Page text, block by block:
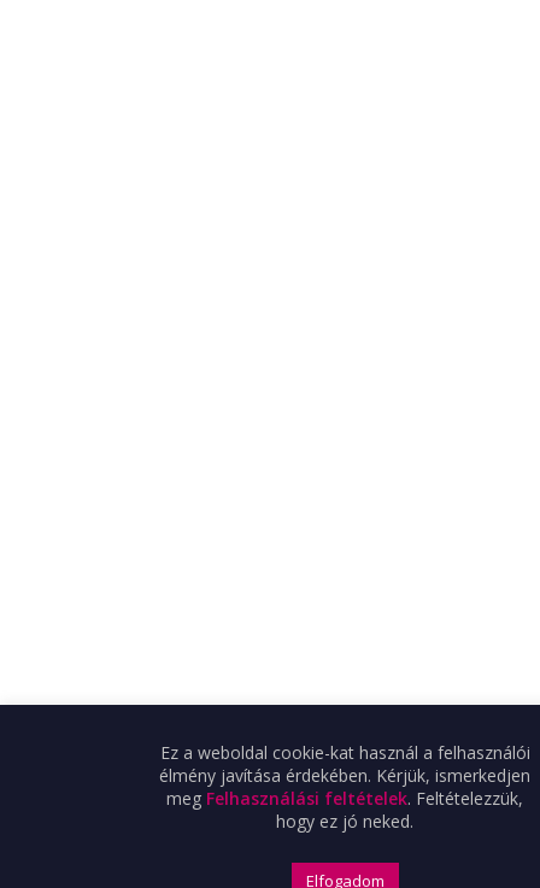
Ez a weboldal cookie-kat használ a felhasználói
élmény javítása érdekében. Kérjük, ismerkedjen
meg Felhasználási feltételek. Feltételezzük,
hogy ez jó neked.
Elfogadom